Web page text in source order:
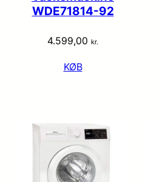
WDE71814-92
4.599,00 kr.
KØB